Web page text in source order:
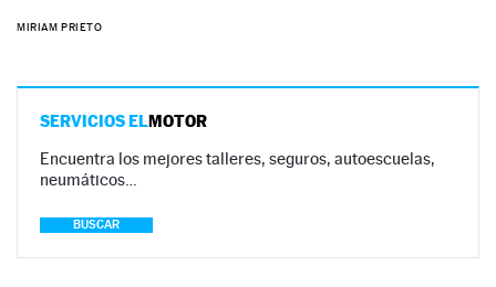
MIRIAM PRIETO
SERVICIOS ELMOTOR
Encuentra los mejores talleres, seguros, autoescuelas,
neumáticos…
BUSCAR